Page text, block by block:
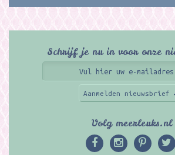
Schrijf je nu in voor onze
Aanmelden nieuwsbrief
Volg meerleuks.nl